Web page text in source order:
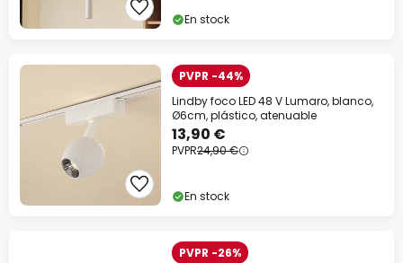
En stock
PVPR -44%
Lindby foco LED 48 V Lumaro, blanco,
Ø6cm, plástico, atenuable
13,90 €
PVPR24,90 €
En stock
PVPR -26%